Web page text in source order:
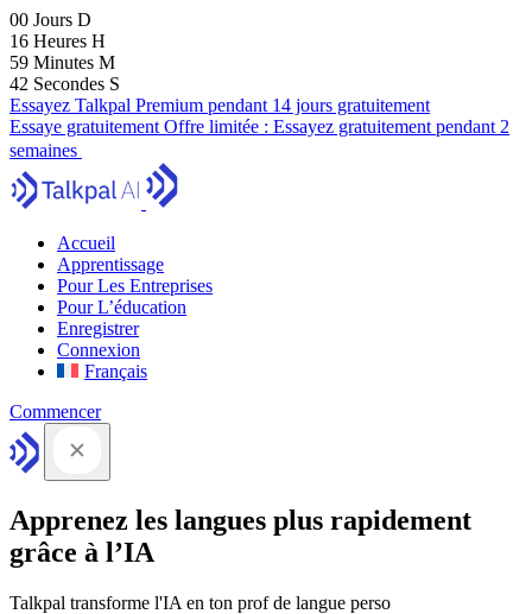
00 Jours D
16 Heures H
59 Minutes M
41 Secondes S
Essayez Talkpal Premium pendant 14 jours gratuitement
Essaye gratuitement Offre limitée : Essayez gratuitement pendant 2
semaines
Accueil
Apprentissage
Pour Les Entreprises
Pour L’éducation
Enregistrer
Connexion
Français
Commencer
Apprenez les langues plus rapidement
grâce à l’IA
Talkpal transforme l'IA en ton prof de langue perso